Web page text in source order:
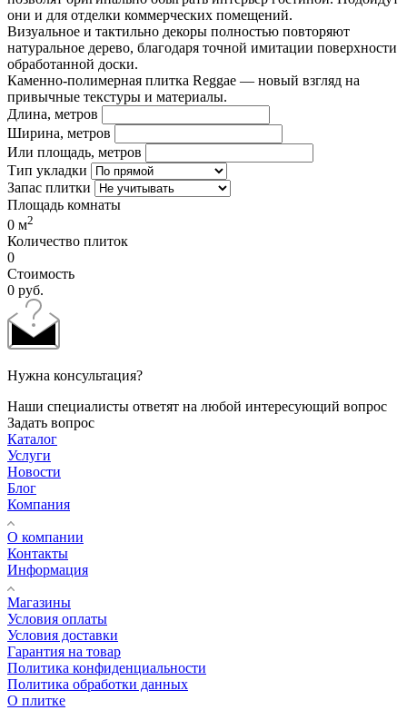
они и для отделки коммерческих помещений.
Визуальное и тактильно декоры полностью повторяют
натуральное дерево, благодаря точной имитации поверхности
обработанной доски.
Каменно-полимерная плитка Reggae — новый взгляд на
привычные текстуры и материалы.
Длина, метров
Ширина, метров
Или площадь, метров
Тип укладки
Запас плитки
Площадь комнаты
0 м2
Количество плиток
0
Стоимость
0 руб.
Нужна консультация?
Наши специалисты ответят на любой интересующий вопрос
Задать вопрос
Каталог
Услуги
Новости
Блог
Компания
О компании
Контакты
Информация
Магазины
Условия оплаты
Условия доставки
Гарантия на товар
Политика конфиденциальности
Политика обработки данных
О плитке